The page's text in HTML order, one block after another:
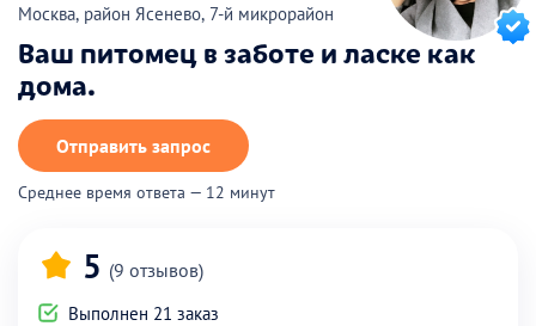
Москва, район Ясенево, 7-й микрорайон
Ваш питомец в заботе и ласке как
дома.
Отправить запрос
Среднее время ответа — 12 минут
5 (9 отзывов)
Выполнен 21 заказ